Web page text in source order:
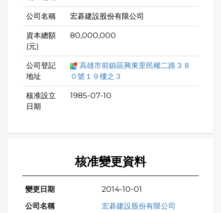
公司名稱 宏碁建設股份有限公司
資本總額
(元)
80,000,000
公司登記
地址
高雄市前鎮區興東里民權二路３８
０號１９樓之３
核准設立
日期
1985-07-10
核准變更資料
2014-10-01
宏碁建設股份有限公司